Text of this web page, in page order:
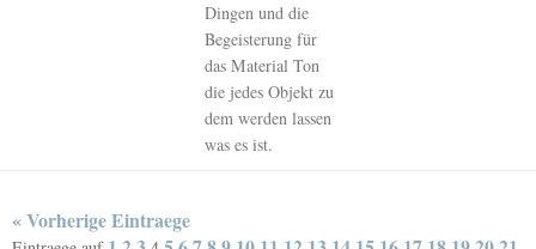
Dingen und die
Begeisterung für
das Material Ton
die jedes Objekt zu
dem werden lassen
was es ist.
« Vorherige Eintraege